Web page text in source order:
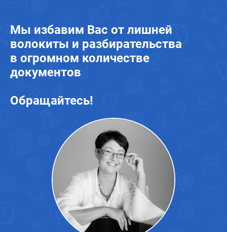
Мы избавим Вас от лишней
волокиты и разбирательства
в огромном количестве
документов
Обращайтесь!